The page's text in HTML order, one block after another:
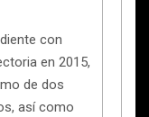
con
en 2015,
de dos
así como